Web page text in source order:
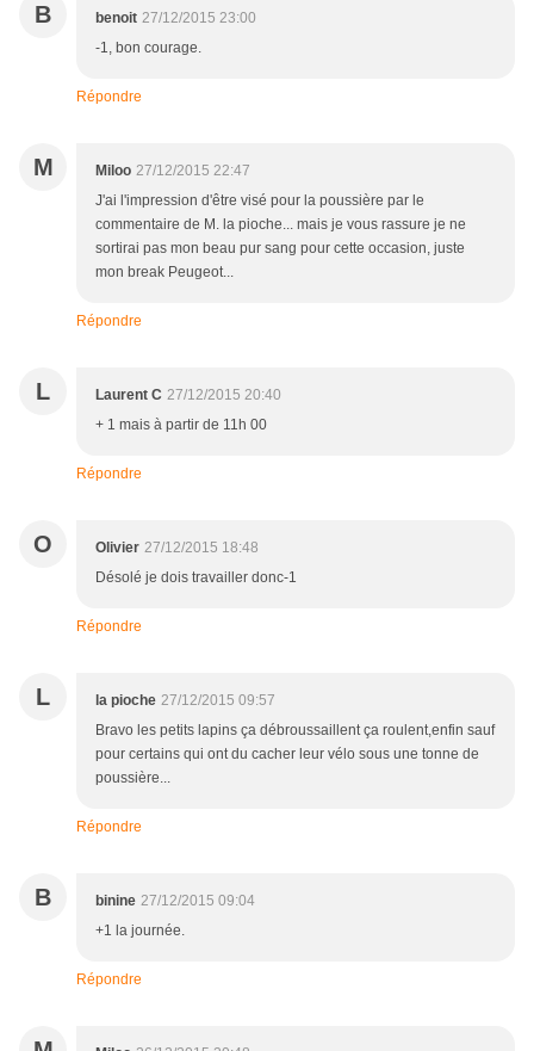
B benoit 27/12/2015 23:00
-1, bon courage.
Répondre
M Miloo 27/12/2015 22:47
J'ai l'impression d'être visé pour la poussière par le
commentaire de M. la pioche... mais je vous rassure je ne
sortirai pas mon beau pur sang pour cette occasion, juste
mon break Peugeot...
Répondre
L Laurent C 27/12/2015 20:40
+ 1 mais à partir de 11h 00
Répondre
O Olivier 27/12/2015 18:48
Désolé je dois travailler donc-1
Répondre
L la pioche 27/12/2015 09:57
Bravo les petits lapins ça débroussaillent ça roulent,enfin sauf
pour certains qui ont du cacher leur vélo sous une tonne de
poussière...
Répondre
B binine 27/12/2015 09:04
+1 la journée.
Répondre